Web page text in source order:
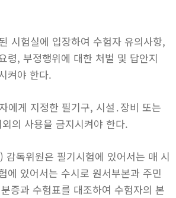
시험실에 입장하여 수험자 유의사항,
령, 부정행위에 대한 처벌 및 답안지
켜야 한다.
에게 지정한 필기구, 시설․장비 또는
의 사용을 금지시켜야 한다.
감독위원은 필기시험에 있어서는 매 시
에 있어서는 수시로 원서부본과 주민
증과 수험표를 대조하여 수험자의 본